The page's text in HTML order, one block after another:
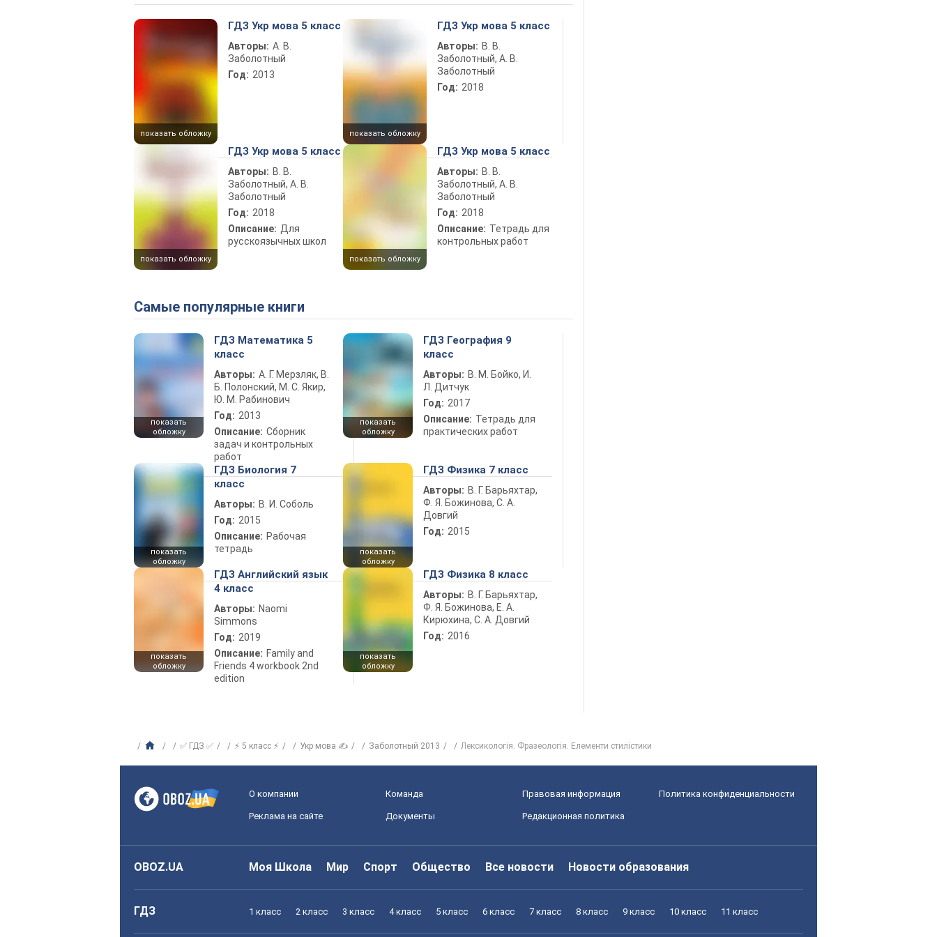
показать обложку
ГДЗ Укр мова 5 класс
Авторы: А. В.
Заболотный
Год: 2013
показать обложку
ГДЗ Укр мова 5 класс
Авторы: В. В.
Заболотный, А. В.
Заболотный
Год: 2018
показать обложку
ГДЗ Укр мова 5 класс
Авторы: В. В.
Заболотный, А. В.
Заболотный
Год: 2018
Описание: Для
русскоязычных школ
показать обложку
ГДЗ Укр мова 5 класс
Авторы: В. В.
Заболотный, А. В.
Заболотный
Год: 2018
Описание: Тетрадь для
контрольных работ
Самые популярные книги
показать
обложку
ГДЗ Математика 5
класс
Авторы: А. Г. Мерзляк, В.
Б. Полонский, М. С. Якир,
Ю. М. Рабинович
Год: 2013
Описание: Сборник
задач и контрольных
работ
показать
обложку
ГДЗ География 9
класс
Авторы: В. М. Бойко, И.
Л. Дитчук
Год: 2017
Описание: Тетрадь для
практических работ
показать
обложку
ГДЗ Биология 7
класс
Авторы: В. И. Соболь
Год: 2015
Описание: Рабочая
тетрадь
показать
обложку
ГДЗ Физика 7 класс
Авторы: В. Г. Барьяхтар,
Ф. Я. Божинова, С. А.
Довгий
Год: 2015
показать
обложку
ГДЗ Английский язык
4 класс
Авторы: Naomi
Simmons
Год: 2019
Описание: Family and
Friends 4 workbook 2nd
edition
показать
обложку
ГДЗ Физика 8 класс
Авторы: В. Г. Барьяхтар,
Ф. Я. Божинова, Е. А.
Кирюхина, С. А. Довгий
Год: 2016
✅ ГДЗ ✅ ⚡ 5 класс ⚡ Укр мова ✍ Заболотный 2013 Лексикологія. Фразеологія. Елементи стилістики
О компании Команда Правовая информация Политика конфиденциальности
Реклама на сайте Документы Редакционная политика
OBOZ.UA Моя Школа Мир Спорт Общество Все новости Новости образования
ГДЗ 1 класс 2 класс 3 класс 4 класс 5 класс 6 класс 7 класс 8 класс 9 класс 10 класс 11 класс